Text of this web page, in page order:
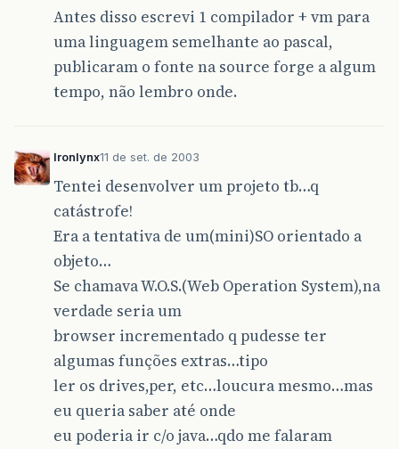
Antes disso escrevi 1 compilador + vm para
uma linguagem semelhante ao pascal,
publicaram o fonte na source forge a algum
tempo, não lembro onde.
Ironlynx11 de set. de 2003
Tentei desenvolver um projeto tb…q
catástrofe!
Era a tentativa de um(mini)SO orientado a
objeto…
Se chamava W.O.S.(Web Operation System),na
verdade seria um
browser incrementado q pudesse ter
algumas funções extras…tipo
ler os drives,per, etc…loucura mesmo…mas
eu queria saber até onde
eu poderia ir c/o java…qdo me falaram